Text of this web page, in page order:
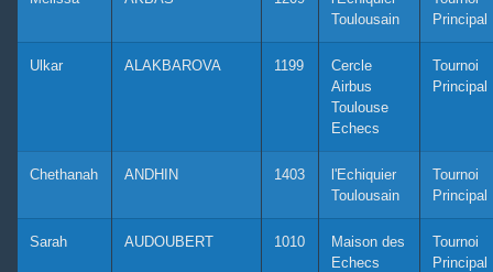
Toulousain
Principal
Ulkar ALAKBAROVA 1199
Cercle
Airbus
Toulouse
Echecs
Tournoi
Principal
Chethanah ANDHIN 1403
l'Echiquier
Toulousain
Tournoi
Principal
Sarah AUDOUBERT 1010
Maison des
Echecs
Tournoi
Principal